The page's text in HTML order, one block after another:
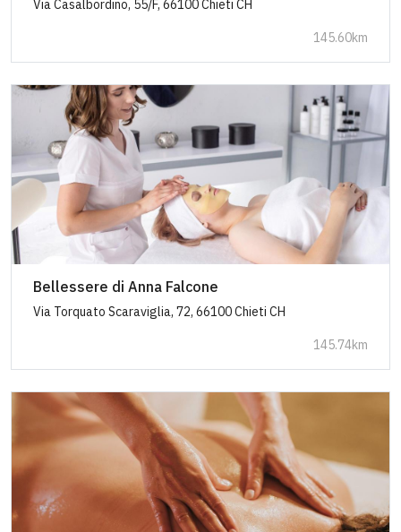
Via Casalbordino, 55/F, 66100 Chieti CH
145.60km
Bellessere di Anna Falcone
Via Torquato Scaraviglia, 72, 66100 Chieti CH
145.74km